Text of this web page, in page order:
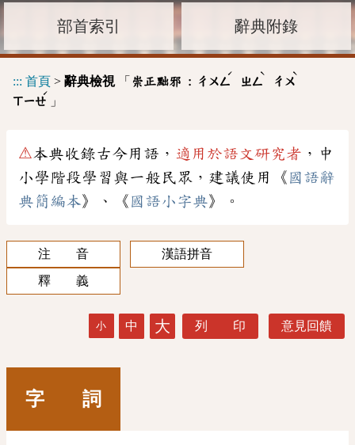
部首索引 辭典附錄
::: 首頁 > 辭典檢視「 崇正黜邪 : ㄔㄨㄥ
ˊ
ㄓㄥ
ˋ
ㄔㄨ
ˋ
ㄒㄧㄝ
ˊ
」
⚠本典收錄古今用語， 適用於語文研究者 ，中
小學階段學習與一般民眾，建議使用《 國語辭
典簡編本》、《 國語小字典》。
注 音
漢語拼音
釋 義
小 中 大 列 印 意見回饋
字 詞